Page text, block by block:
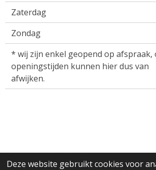
Deze website gebruikt cookies voor
Zaterdag
Zondag
* wij zijn enkel geopend op afspraak,
openingstijden kunnen hier dus van
afwijken.